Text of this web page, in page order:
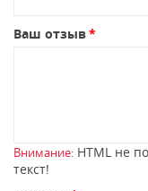
Ваш отзыв
Внимание: HTML не
текст!